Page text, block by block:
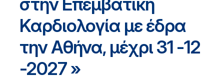
Καρδιολογία με έδρα
την Αθήνα, μέχρι 31 -12
-2027 »